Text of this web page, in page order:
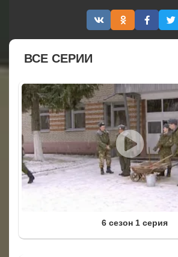
ВСЕ СЕРИИ
6 сезон 1 серия